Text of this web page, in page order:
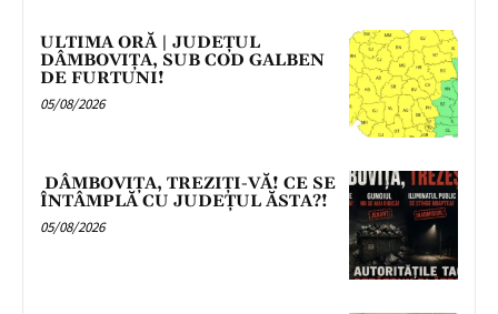
ULTIMA ORĂ | JUDEȚUL
DÂMBOVIȚA, SUB COD GALBEN
DE FURTUNI!
05/08/2026
DÂMBOVIȚA, TREZIȚI-VĂ! CE SE
ÎNTÂMPLĂ CU JUDEȚUL ĂSTA?!
05/08/2026